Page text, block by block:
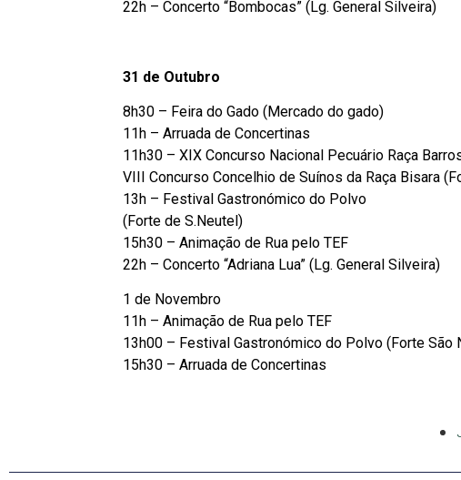
22h – Concerto “Bombocas” (Lg. General Silveira)
31 de Outubro
8h30 – Feira do Gado (Mercado do gado)
11h – Arruada de Concertinas
11h30 – XIX Concurso Nacional Pecuário Raça
VIII Concurso Concelhio de Suínos da Raça Bisara
13h – Festival Gastronómico do Polvo
(Forte de S.Neutel)
15h30 – Animação de Rua pelo TEF
22h – Concerto “Adriana Lua” (Lg. General Silveira)
1 de Novembro
11h – Animação de Rua pelo TEF
13h00 – Festival Gastronómico do Polvo (Forte São
15h30 – Arruada de Concertinas